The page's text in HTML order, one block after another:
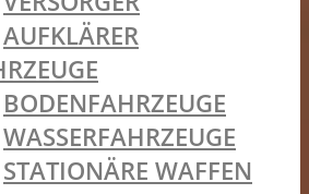
AUFKLÄRER
BODENFAHRZEUGE
WASSERFAHRZEUGE
STATIONÄRE WAFFEN